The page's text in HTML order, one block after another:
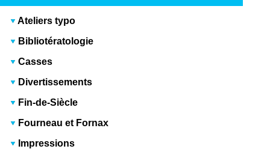
Ateliers typo
Bibliotératologie
Casses
Divertissements
Fin-de-Siècle
Fourneau et Fornax
Impressions